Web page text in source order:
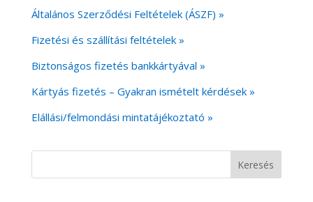
Általános Szerződési Feltételek (ÁSZF) »
Fizetési és szállítási feltételek »
Biztonságos fizetés bankkártyával »
Kártyás fizetés – Gyakran ismételt kérdések »
Elállási/felmondási mintatájékoztató »